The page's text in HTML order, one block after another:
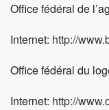
Office fédéral de
Internet: http://
Office fédéral du
Internet: http://